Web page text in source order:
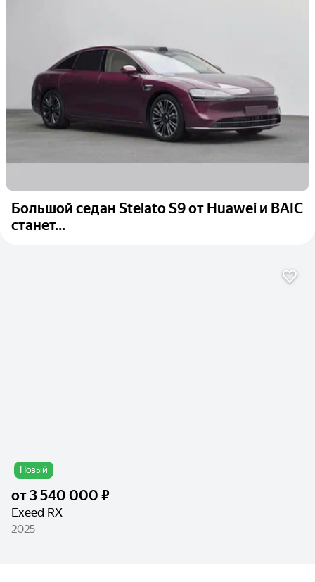
Большой седан Stelato S9 от Huawei и BAIC
станет...
Новый
от3 540 000 ₽
Exeed RX
2025